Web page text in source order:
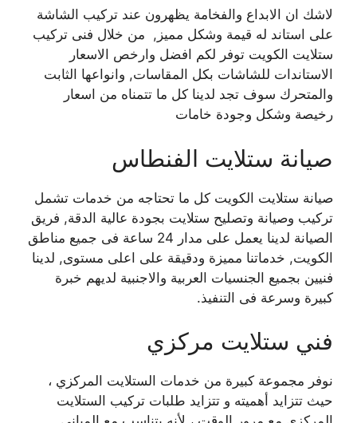
لاشك ان الابداع والفخامة يظهرون عند تركيب الشاشة
على استاند له قيمة وشكل مميز, من خلال فنى تركيب
ستلايت الكويت توفر لكم افضل وارخص الاسعار
الاستاندات للشاشات بكل المقاسات, وانواعها الثابت
والمتحرك سوف تجد لدينا كل ما تتمناه من اسعار
رخيصة وشكل وجودة خامات
صيانة ستلايت الفنطاس
صيانة ستلايت الكويت كل ما تحتاجه من خدمات تشمل
تركيب وصيانة وتصليح ستلايت بجودة عالية الدقة, فريق
الصيانة لدينا يعمل على مدار 24 ساعة فى جميع مناطق
الكويت, خدماتنا مميزة ودقيقة على اعلى مستوى, لدينا
فنيين بجميع الجنسيات العربية والاجنبية لديهم خبرة
كبيرة وسرعة فى التنفيذ.
فني ستلايت مركزي
نوفر مجموعة كبيرة من خدمات الستلايت المركزي ،
حيث تتزايد أهميته و تتزايد طلبات تركيب الستلايت